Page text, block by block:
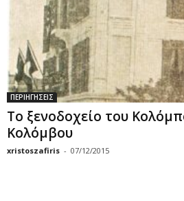
ΠΕΡΙΗΓΗΣΕΙΣ
Το ξενοδοχείο του
Κολόμβου
xristoszafiris - 07/12/2015